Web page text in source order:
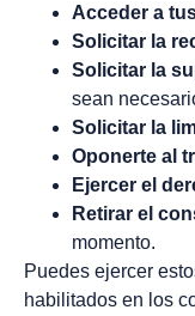
Acceder a
Solicitar la
Solicitar la
sean
Solicitar la
Oponerte al
Ejercer el
Retirar el
momento.
Puedes ejercer
habilitados en los